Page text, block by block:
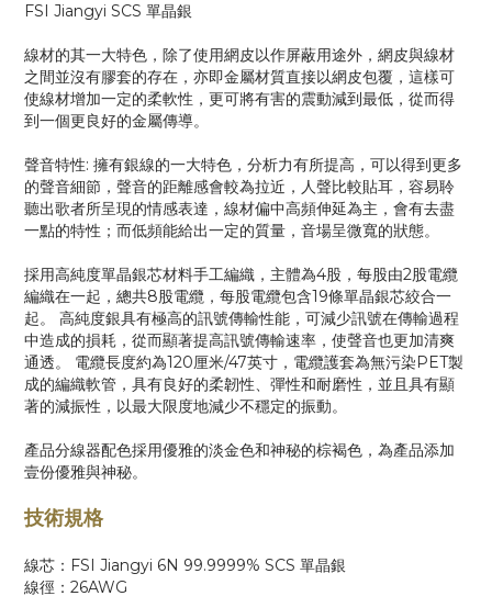
FSI Jiangyi SCS 單晶銀
線材的其一大特色，除了使用網皮以作屏蔽用途外，網皮與線材
之間並沒有膠套的存在，亦即金屬材質直接以網皮包覆，這樣可
使線材增加一定的柔軟性，更可將有害的震動減到最低，從而得
到一個更良好的金屬傳導。
聲音特性: 擁有銀線的一大特色，分析力有所提高，可以得到更多
的聲音細節，聲音的距離感會較為拉近，人聲比較貼耳，容易聆
聽出歌者所呈現的情感表達，線材偏中高頻伸延為主，會有去盡
一點的特性；而低頻能給出一定的質量，音場呈微寬的狀態。
採用高純度單晶銀芯材料手工編織，主體為4股，每股由2股電纜
編織在一起，總共8股電纜，每股電纜包含19條單晶銀芯絞合一
起。 高純度銀具有極高的訊號傳輸性能，可減少訊號在傳輸過程
中造成的損耗，從而顯著提高訊號傳輸速率，使聲音也更加清爽
通透。 電纜長度約為120厘米/47英寸，電纜護套為無污染PET製
成的編織軟管，具有良好的柔韌性、彈性和耐磨性，並且具有顯
著的減振性，以最大限度地減少不穩定的振動。
產品分線器配色採用優雅的淡金色和神秘的棕褐色，為產品添加
壹份優雅與神秘。
技術規格
線芯：FSI Jiangyi 6N 99.9999% SCS 單晶銀
線徑：26AWG